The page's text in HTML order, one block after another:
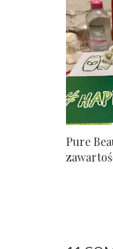
Pure